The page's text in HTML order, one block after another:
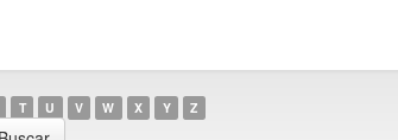
T U V W X Y Z